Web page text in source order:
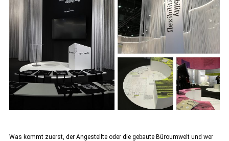
Was kommt zuerst, der Angestellte oder die gebaute Büroumwelt und wer